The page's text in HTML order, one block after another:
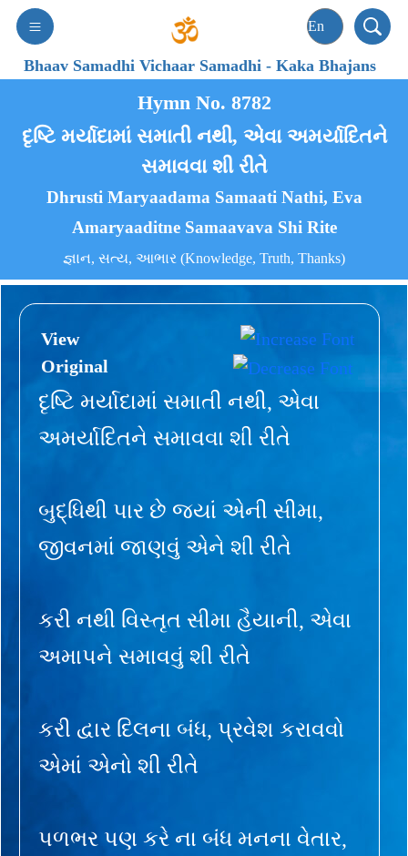
Bhaav Samadhi Vichaar Samadhi-Kaka Bhajans
Hymn No. 8782
દૃષ્ટિ મર્યાદામાં સમાતી નથી, એવા અમર્યાદિતને
સમાવવા શી રીતે
Dhrusti Maryaadama Samaati Nathi, Eva
Amaryaaditne Samaavava Shi Rite
જ્ઞાન, સત્ય, આભાર (Knowledge, Truth, Thanks)
View
Original
દૃષ્ટિ મર્યાદામાં સમાતી નથી, એવા
અમર્યાદિતને સમાવવા શી રીતે
બુદ્ધિથી પાર છે જ્યાં એની સીમા,
જીવનમાં જાણવું એને શી રીતે
કરી નથી વિસ્તૃત સીમા હૈયાની, એવા
અમાપને સમાવવું શી રીતે
કરી દ્વાર દિલના બંધ, પ્રવેશ કરાવવો
એમાં એનો શી રીતે
પળભર પણ કરે ના બંધ મનના વેતાર,